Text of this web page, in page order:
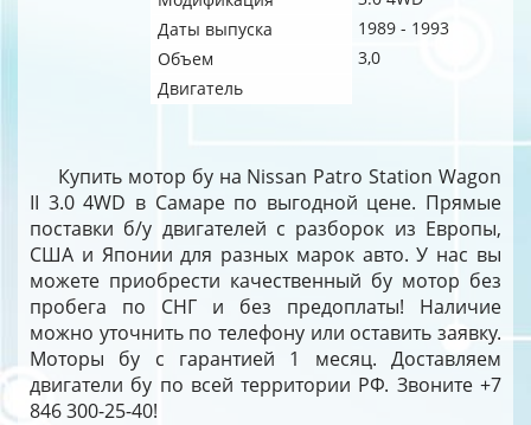
Даты выпуска
1989 - 1993
Объем
3,0
Двигатель
Купить мотор бу на Nissan Patro Station Wagon
II 3.0 4WD в Самаре по выгодной цене. Прямые
поставки б/у двигателей с разборок из Европы,
США и Японии для разных марок авто. У нас вы
можете приобрести качественный бу мотор без
пробега по СНГ и без предоплаты! Наличие
можно уточнить по телефону или оставить заявку.
Моторы бу с гарантией 1 месяц. Доставляем
двигатели бу по всей территории РФ. Звоните +7
846 300-25-40!